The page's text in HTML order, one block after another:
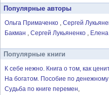
Популярные авторы
Ольга Примаченко Сергей
Бакман
Сергей Лукьяненко
Популярные книги
К себе нежно. Книга о том, как
На богатом. Пособие по
Судьба по книге перемен